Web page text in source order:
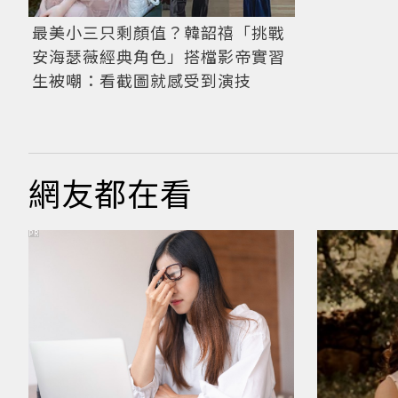
最美小三只剩顏值？韓韶禧「挑戰
安海瑟薇經典角色」搭檔影帝實習
生被嘲：看截圖就感受到演技
網友都在看
PR